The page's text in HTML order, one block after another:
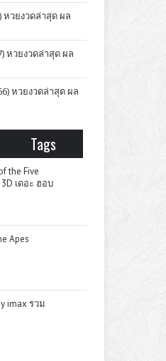
หวยงวดล่าสุด ผล
หวยงวดล่าสุด ผล
หวยงวดล่าสุด ผล
Tags
the Five
3D เดอะ ฮอบ
Apes
imax รวม